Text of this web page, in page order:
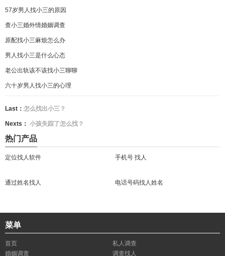
57岁男人找小三的原因
查小三婚外情婚姻调查
原配找小三麻烦怎么办
男人找小三是什么心态
老公出轨该不该找小三聊聊
六十岁男人找小三的心理
Last： 怎么找出小三？
Nexts： 小孩失踪了怎么找？
热门产品
定位找人软件 手机号 找人
通过姓名找人 电话号码找人姓名
菜单
首页
私人调查
婚姻调查
调查找人